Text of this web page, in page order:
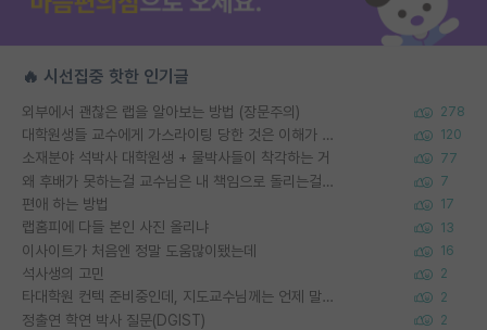
🔥 시선집중 핫한 인기글
외부에서 괜찮은 랩을 알아보는 방법 (장문주의) 278
대학원생들 교수에게 가스라이팅 당한 것은 이해가 갑니다. 안타깝네요. 120
소재분야 석박사 대학원생 + 물박사들이 착각하는 거 77
왜 후배가 못하는걸 교수님은 내 책임으로 돌리는걸까요? 7
편애 하는 방법 17
랩홈피에 다들 본인 사진 올리냐 13
이사이트가 처음엔 정말 도움많이됐는데 16
석사생의 고민 2
타대학원 컨텍 준비중인데, 지도교수님께는 언제 말씀드려야 할까요? 2
정출연 학연 박사 질문(DGIST) 2